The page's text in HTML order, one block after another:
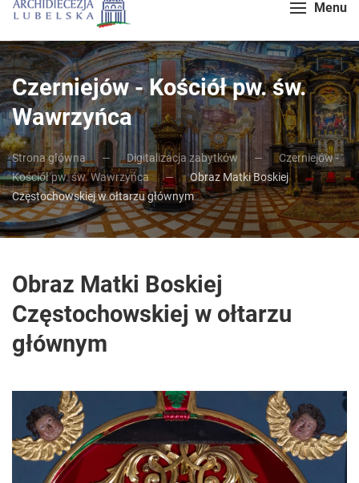
Menu
Czerniejów - Kościół pw. św.
Wawrzyńca
Strona główna Digitalizacja zabytków
Czerniejów -
Kościół pw. św. Wawrzyńca
Obraz Matki Boskiej
Częstochowskiej w ołtarzu głównym
Obraz Matki Boskiej
Częstochowskiej w ołtarzu
głównym